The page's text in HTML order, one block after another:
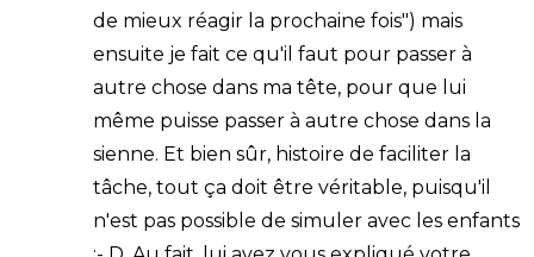
de mieux réagir la prochaine fois") mais
ensuite je fait ce qu'il faut pour passer à
autre chose dans ma tête, pour que lui
même puisse passer à autre chose dans la
sienne. Et bien sûr, histoire de faciliter la
tâche, tout ça doit être véritable, puisqu'il
n'est pas possible de simuler avec les enfants